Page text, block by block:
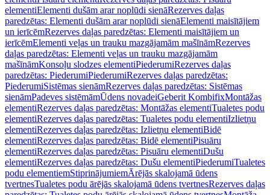
elementiElementi dušām arar noplūdi sienāRezerves daļas
paredzētas: Elementi dušām arar noplūdi sienāElementi maisītājiem
un ierīcēmRezerves daļas paredzētas: Elementi maisītājiem un
ierīcēmElementi veļas un trauku mazgājamām mašīnāmRezerves
daļas paredzētas: Elementi veļas un trauku mazgājamām
mašīnāmKonsoļu slodzes elementiPiederumiRezerves daļas
paredzētas: PiederumiPiederumiRezerves daļas paredzētas:
PiederumiSistēmas sienāmRezerves daļas paredzētas: Sistēmas
sienāmPadeves sistēmāmŪdens novadeiGeberit KombifixMontāžas
elementiRezerves daļas paredzētas: Montāžas elementiTualetes podu
elementiRezerves daļas paredzētas: Tualetes podu elementiIzlietņu
elementiRezerves daļas paredzētas: Izlietņu elementiBidē
elementiRezerves daļas paredzētas: Bidē elementiPisuāru
elementiRezerves daļas paredzētas: Pisuāru elementiDušu
elementiRezerves daļas paredzētas: Dušu elementiPiederumiTualetes
podu elementiemStiprinājumiemĀrējās skalojamā ūdens
tvertnesTualetes podu ārējās skalojamā ūdens tvertnesRezerves daļas